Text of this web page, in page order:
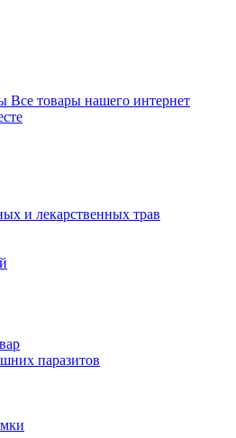
Все товары нашего интернет
и лекарственных трав
паразитов